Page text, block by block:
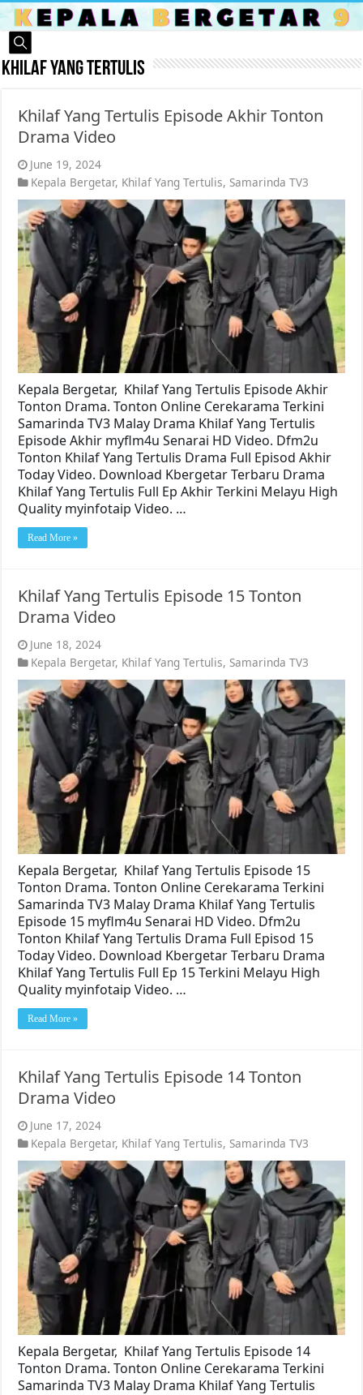
Khilaf Yang Tertulis
Khilaf Yang Tertulis Episode Akhir Tonton
Drama Video
June 19, 2024
Kepala Bergetar, Khilaf Yang Tertulis, Samarinda TV3
Kepala Bergetar, Khilaf Yang Tertulis Episode Akhir
Tonton Drama. Tonton Online Cerekarama Terkini
Samarinda TV3 Malay Drama Khilaf Yang Tertulis
Episode Akhir myflm4u Senarai HD Video. Dfm2u
Tonton Khilaf Yang Tertulis Drama Full Episod Akhir
Today Video. Download Kbergetar Terbaru Drama
Khilaf Yang Tertulis Full Ep Akhir Terkini Melayu High
Quality myinfotaip Video. …
Read More »
Khilaf Yang Tertulis Episode 15 Tonton
Drama Video
June 18, 2024
Kepala Bergetar, Khilaf Yang Tertulis, Samarinda TV3
Kepala Bergetar, Khilaf Yang Tertulis Episode 15
Tonton Drama. Tonton Online Cerekarama Terkini
Samarinda TV3 Malay Drama Khilaf Yang Tertulis
Episode 15 myflm4u Senarai HD Video. Dfm2u
Tonton Khilaf Yang Tertulis Drama Full Episod 15
Today Video. Download Kbergetar Terbaru Drama
Khilaf Yang Tertulis Full Ep 15 Terkini Melayu High
Quality myinfotaip Video. …
Read More »
Khilaf Yang Tertulis Episode 14 Tonton
Drama Video
June 17, 2024
Kepala Bergetar, Khilaf Yang Tertulis, Samarinda TV3
Kepala Bergetar, Khilaf Yang Tertulis Episode 14
Tonton Drama. Tonton Online Cerekarama Terkini
Samarinda TV3 Malay Drama Khilaf Yang Tertulis